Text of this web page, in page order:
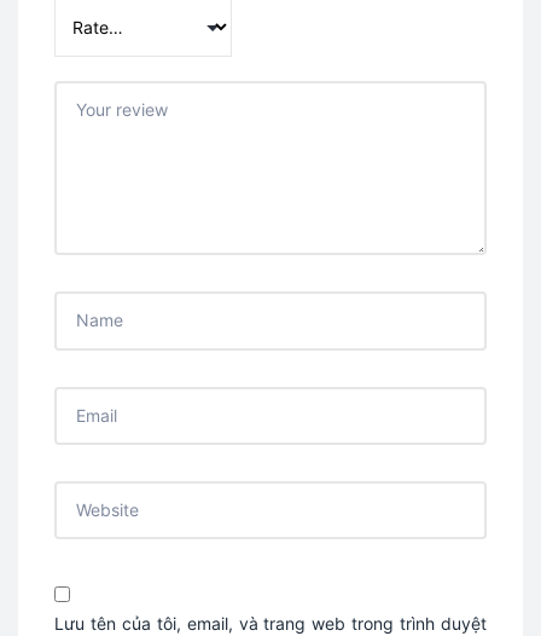
Lưu tên của tôi, email, và trang web trong trình duyệt